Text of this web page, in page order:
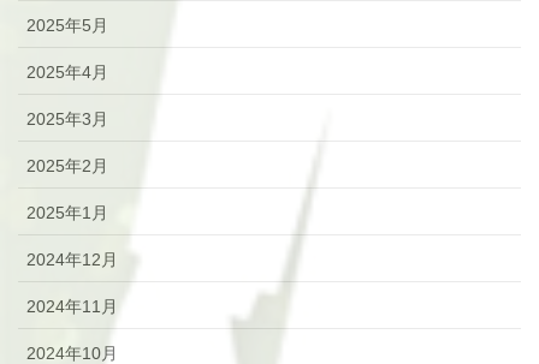
2025年5月
2025年4月
2025年3月
2025年2月
2025年1月
2024年12月
2024年11月
2024年10月